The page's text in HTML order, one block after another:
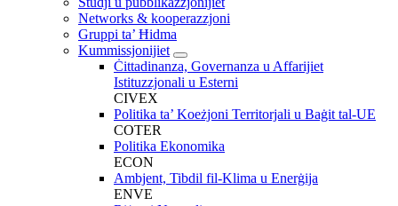
Networks & kooperazzjoni
Gruppi ta’ Ħidma
Kummissjonijiet
Ċittadinanza, Governanza u Affarijiet
Istituzzjonali u Esterni
CIVEX
Politika ta’ Koeżjoni Territorjali u Baġit tal-UE
COTER
Politika Ekonomika
ECON
Ambjent, Tibdil fil-Klima u Enerġija
ENVE